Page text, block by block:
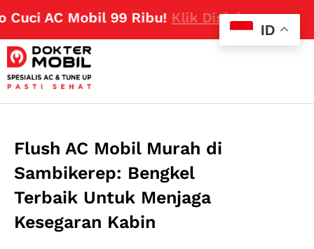
AC Mobil 99 Ribu!Klik Disini
Flush AC Mobil Murah di
Sambikerep: Bengkel
Terbaik Untuk Menjaga
Kesegaran Kabin
ID